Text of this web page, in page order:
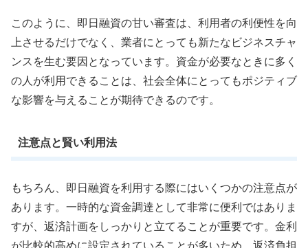
このように、即日融資の甘い審査は、利用者の利便性を向
上させるだけでなく、業者にとっても新たなビジネスチャ
ンスを生む要因となっています。資金が必要なときに多く
の人が利用できることは、社会全体にとってもポジティブ
な影響を与えることが期待できるのです。
注意点と賢い利用法
もちろん、即日融資を利用する際にはいくつかの注意点が
あります。一時的な資金調達として非常に便利ではありま
すが、返済計画をしっかりと立てることが重要です。金利
が比較的高めに設定されていることが多いため、返済負担